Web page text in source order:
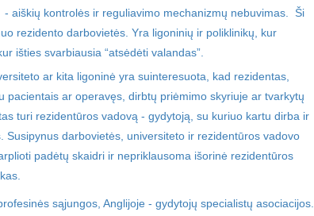
aiškių kontrolės ir reguliavimo mechanizmų nebuvimas. Ši
rezidento darbovietės. Yra ligoninių ir poliklinikų, kur
išties svarbiausia “atsėdėti valandas”.
ar kita ligoninė yra suinteresuota, kad rezidentas,
ar operavęs, dirbtų priėmimo skyriuje ar tvarkytų
turi rezidentūros vadovą - gydytoją, su kuriuo kartu dirba ir
darbovietės, universiteto ir rezidentūros vadovo
padėtų skaidri ir nepriklausoma išorinė rezidentūros
sąjungos, Anglijoje - gydytojų specialistų asociacijos.